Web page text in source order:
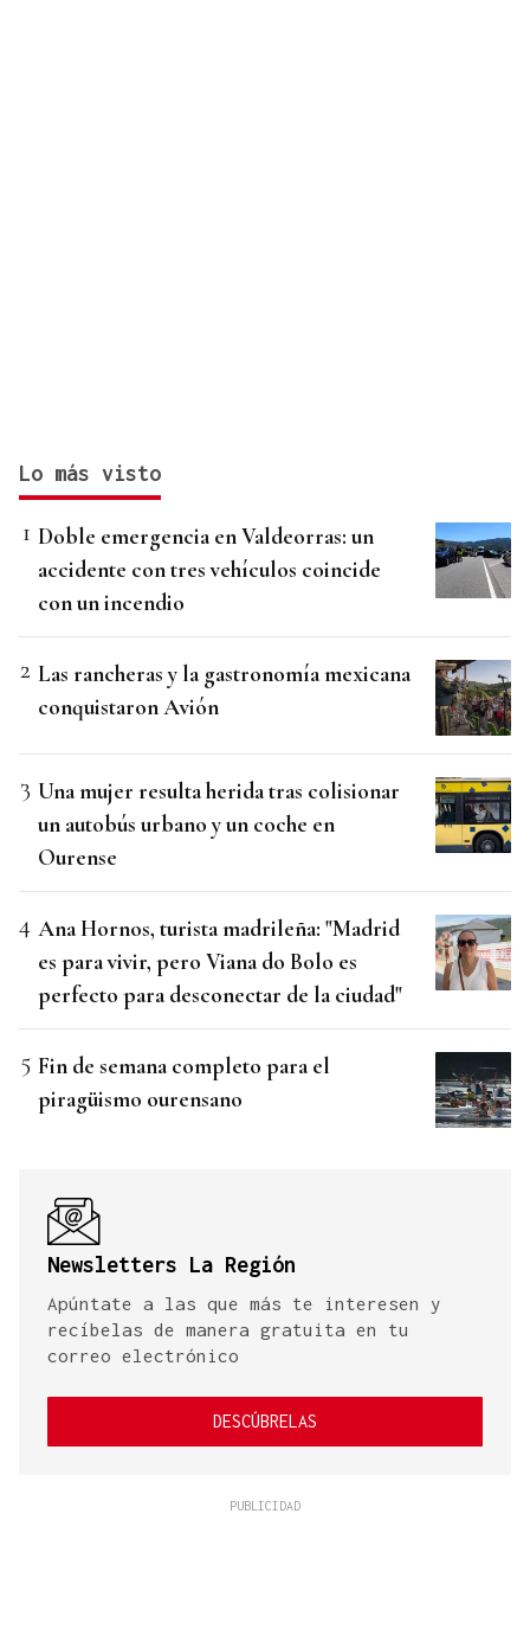
Lo más visto
Doble emergencia en Valdeorras: un
accidente con tres vehículos coincide
con un incendio
Las rancheras y la gastronomía mexicana
conquistaron Avión
Una mujer resulta herida tras colisionar
un autobús urbano y un coche en
Ourense
Ana Hornos, turista madrileña: "Madrid
es para vivir, pero Viana do Bolo es
perfecto para desconectar de la ciudad"
Fin de semana completo para el
piragüismo ourensano
Newsletters La Región
Apúntate a las que más te interesen y
recíbelas de manera gratuita en tu
correo electrónico
DESCÚBRELAS